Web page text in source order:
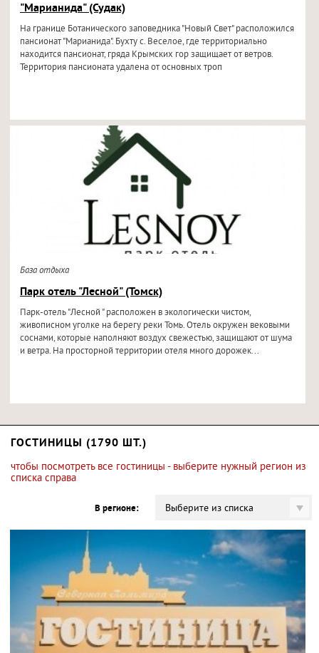
"Марианида" (Судак)
На границе Ботанического заповедника "Новый Свет" расположился
пансионат "Марианида". Бухту с. Веселое, где территориально
находится пансионат, гряда Крымских гор защищает от ветров.
Территория пансионата удалена от основных троп
База отдыха
Парк отель "Лесной" (Томск)
Парк-отель "Лесной " расположен в экологически чистом,
живописном уголке на берегу реки Томь. Отель окружен вековыми
соснами, которые наполняют воздух свежестью, защищают от шума
и ветра. На просторной территории отеля много дорожек...
ГОСТИНИЦЫ (1790 ШТ.)
чтобы посмотреть все гостиницы - выберите нужный регион из
списка справа
В регионе: Выберите из списка